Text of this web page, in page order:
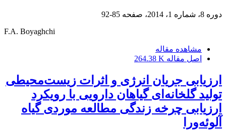
دوره 8، شماره 1، 2014، صفحه
85-92
F.A. Boyaghchi
مشاهده مقاله
اصل مقاله 264.38 K
ارزیابی جریان انرژی و اثرات زیست‌محیطی
تولید گلخانه‌ای گیاهان دارویی با رویکرد
ارزیابی چرخه زندگی مطالعه موردی گیاه
آلوئه‌ورا